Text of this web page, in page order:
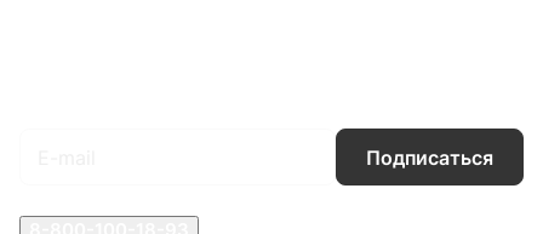
Подписаться